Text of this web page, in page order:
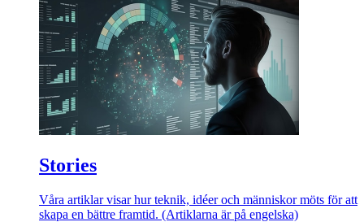
Stories
Våra artiklar visar hur teknik, idéer och människor möts för att
skapa en bättre framtid. (Artiklarna är på engelska)